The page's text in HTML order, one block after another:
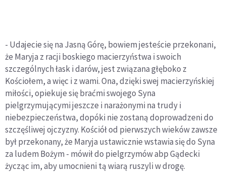
- Udajecie się na Jasną Górę, bowiem jesteście przekonani,
że Maryja z racji boskiego macierzyństwa i swoich
szczególnych łask i darów, jest związana głęboko z
Kościołem, a więc i z wami. Ona, dzięki swej macierzyńskiej
miłości, opiekuje się braćmi swojego Syna
pielgrzymującymi jeszcze i narażonymi na trudy i
niebezpieczeństwa, dopóki nie zostaną doprowadzeni do
szczęśliwej ojczyzny. Kościół od pierwszych wieków zawsze
był przekonany, że Maryja ustawicznie wstawia się do Syna
za ludem Bożym - mówił do pielgrzymów abp Gądecki
życząc im, aby umocnieni tą wiarą ruszyli w drogę.